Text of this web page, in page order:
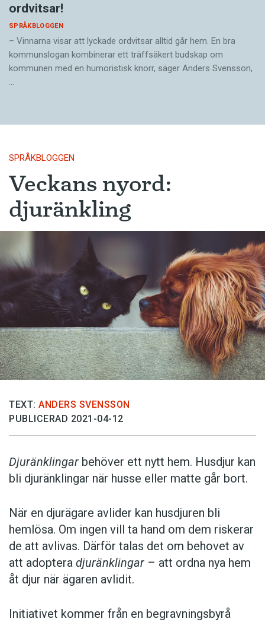
ordvitsar!
SPRÅKBLOGGEN
– Vinnarna visar att lyckade ordvitsar alltid går hem. En bra
kommunslogan kombinerar ett träffsäkert budskap om
kommunen med en humoristisk knorr, säger Anders Svensson,
…
SPRÅKBLOGGEN
Veckans nyord:
djuränkling
TEXT: ANDERS SVENSSON
PUBLICERAD 2021-04-12
Djuränklingar behöver ett nytt hem. Husdjur kan
bli djuränklingar när husse eller matte går bort.
När en djurägare avlider kan husdjuren bli
hemlösa. Om ingen vill ta hand om dem riskerar
de att avlivas. Därför talas det om behovet av
att adoptera djuränklingar – att ordna nya hem
åt djur när ägaren avlidit.
Initiativet kommer från en begravningsbyrå